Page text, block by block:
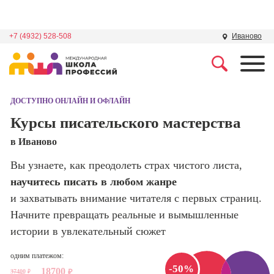
+7 (4932) 528-508 Иваново
Школа дизайна
программирования
Школа психологии
Школа актерского
поисковой
продвижение
Профессия
Интернет-
Менеджер по
ДОСТУПНО ОНЛАЙН И ОФЛАЙН
Курсы писательского мастерства
в Иваново
Вы узнаете, как преодолеть страх чистого листа,
научитесь писать в любом жанре
и захватывать внимание читателя с первых страниц.
Начните превращать реальные и вымышленные
истории в увлекательный сюжет
-50%
одним платежом:
37400 ₽ 18700 ₽